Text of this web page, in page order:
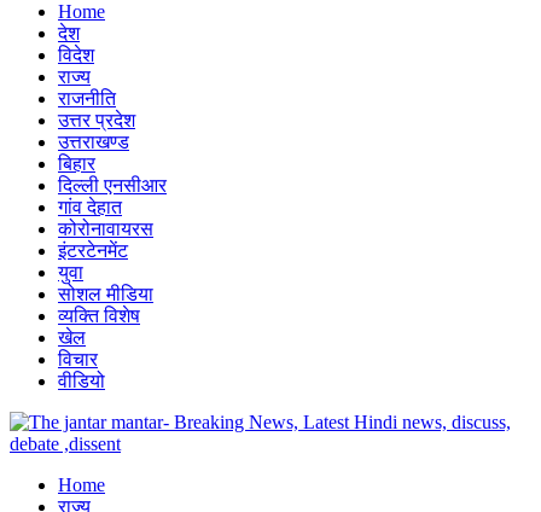
Home
देश
विदेश
राज्य
राजनीति
उत्तर प्रदेश
उत्तराखण्ड
बिहार
दिल्ली एनसीआर
गांव देहात
कोरोनावायरस
इंटरटेनमेंट
युवा
सोशल मीडिया
व्यक्ति विशेष
खेल
विचार
वीडियो
Home
राज्य